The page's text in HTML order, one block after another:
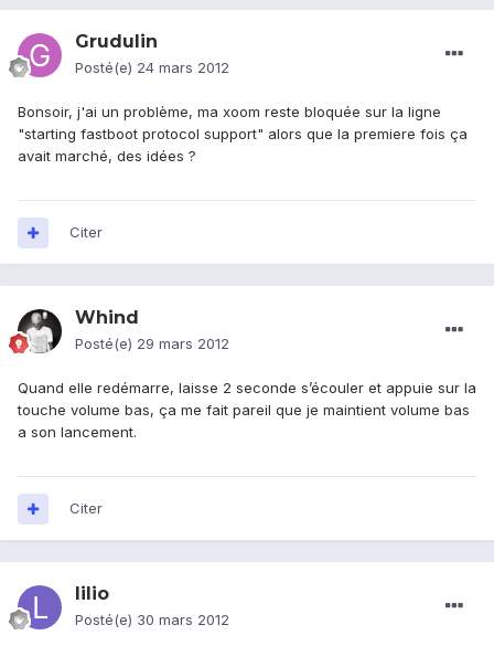
Grudulin
Posté(e) 24 mars 2012
Bonsoir, j'ai un problème, ma xoom reste bloquée sur la ligne
"starting fastboot protocol support" alors que la premiere fois ça
avait marché, des idées ?
Citer
Whind
Posté(e) 29 mars 2012
Quand elle redémarre, laisse 2 seconde s’écouler et appuie sur la
touche volume bas, ça me fait pareil que je maintient volume bas
a son lancement.
Citer
lilio
Posté(e) 30 mars 2012